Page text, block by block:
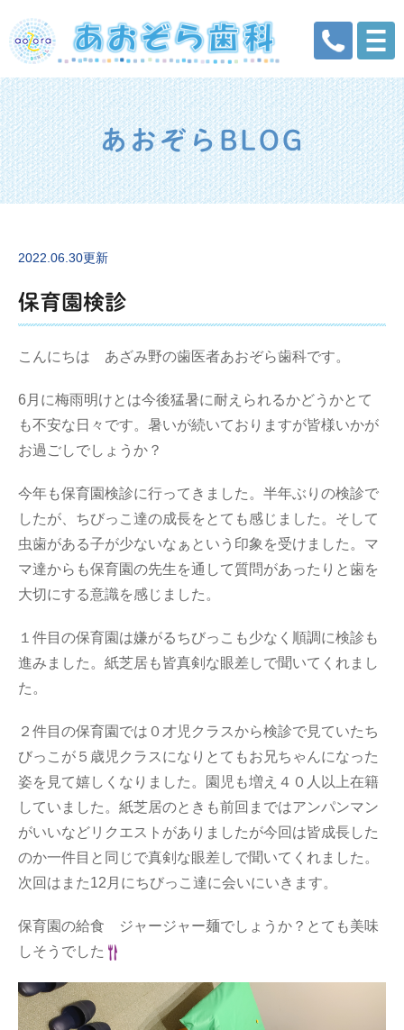
あおぞらBLOG
2022.06.30更新
保育園検診
こんにちは あざみ野の歯医者あおぞら歯科です。
6月に梅雨明けとは今後猛暑に耐えられるかどうかとて
も不安な日々です。暑いが続いておりますが皆様いかが
お過ごしでしょうか？
今年も保育園検診に行ってきました。半年ぶりの検診で
したが、ちびっこ達の成長をとても感じました。そして
虫歯がある子が少ないなぁという印象を受けました。マ
マ達からも保育園の先生を通して質問があったりと歯を
大切にする意識を感じました。
１件目の保育園は嫌がるちびっこも少なく順調に検診も
進みました。紙芝居も皆真剣な眼差しで聞いてくれまし
た。
２件目の保育園では０才児クラスから検診で見ていたち
びっこが５歳児クラスになりとてもお兄ちゃんになった
姿を見て嬉しくなりました。園児も増え４０人以上在籍
していました。紙芝居のときも前回まではアンパンマン
がいいなどリクエストがありましたが今回は皆成長した
のか一件目と同じで真剣な眼差しで聞いてくれました。
次回はまた12月にちびっこ達に会いにいきます。
保育園の給食 ジャージャー麺でしょうか？とても美味
しそうでした